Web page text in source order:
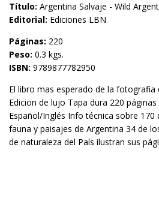
Título: Argentina Salvaje - Wild
Editorial: Ediciones LBN
Páginas: 220
Peso: 0.3 kgs.
ISBN: 9789877782950
El libro mas esperado de la fotografia
Edicion de lujo Tapa dura 220 páginas
Español/Inglés Info técnica sobre
fauna y paisajes de Argentina 34 de
de naturaleza del País ilustran sus